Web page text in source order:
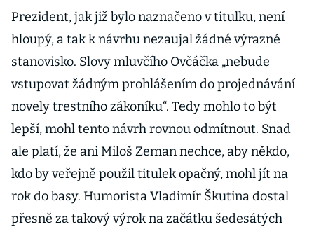
Prezident, jak již bylo naznačeno v titulku, není
hloupý, a tak k návrhu nezaujal žádné výrazné
stanovisko. Slovy mluvčího Ovčáčka „nebude
vstupovat žádným prohlášením do projednávání
novely trestního zákoníku“. Tedy mohlo to být
lepší, mohl tento návrh rovnou odmítnout. Snad
ale platí, že ani Miloš Zeman nechce, aby někdo,
kdo by veřejně použil titulek opačný, mohl jít na
rok do basy. Humorista Vladimír Škutina dostal
přesně za takový výrok na začátku šedesátých